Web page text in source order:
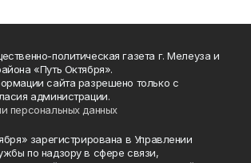
политическая газета г. Мелеуза и
«Путь Октября».
сайта разрешено только с
администрации.
персональных данных
зарегистрирована в Управлении
по надзору в сфере связи,